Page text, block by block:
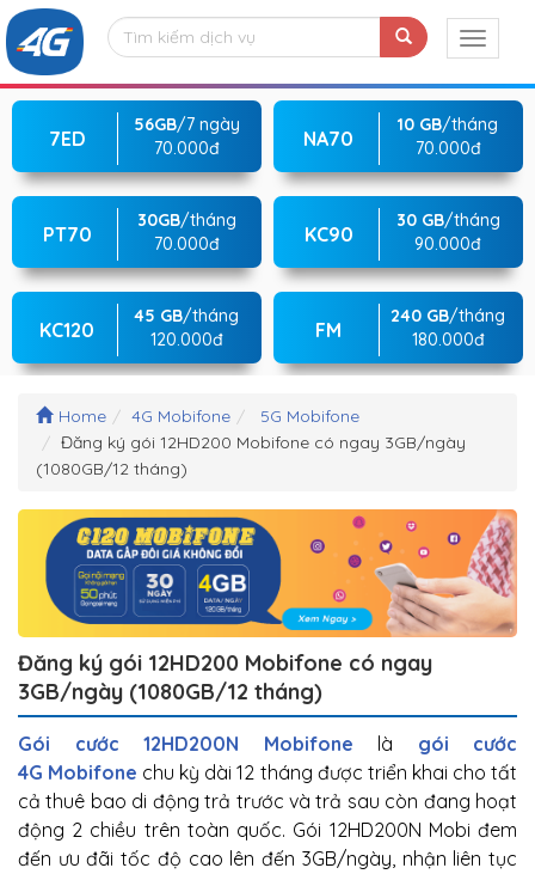
7ED
56GB/7 ngày
70.000đ
NA70
10 GB/tháng
70.000đ
PT70
30GB/tháng
70.000đ
KC90
30 GB/tháng
90.000đ
KC120
45 GB/tháng
120.000đ
FM
240 GB/tháng
180.000đ
Home 4G Mobifone
5G Mobifone
Đăng ký gói 12HD200 Mobifone có ngay 3GB/ngày
(1080GB/12 tháng)
Đăng ký gói 12HD200 Mobifone có ngay
3GB/ngày (1080GB/12 tháng)
Gói cước 12HD200N Mobifone là gói cước
4G Mobifone chu kỳ dài 12 tháng được triển khai cho tất
cả thuê bao di động trả trước và trả sau còn đang hoạt
động 2 chiều trên toàn quốc. Gói 12HD200N Mobi đem
đến ưu đãi tốc độ cao lên đến 3GB/ngày, nhận liên tục